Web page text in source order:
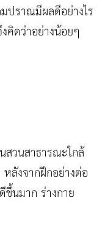
ปราณมีผลดีอย่างไร
คิดว่าอย่างน้อยๆ
สวนสาธารณะใกล้
ลังจากฝึกอย่างต่อ
ขึ้นมาก ร่างกาย